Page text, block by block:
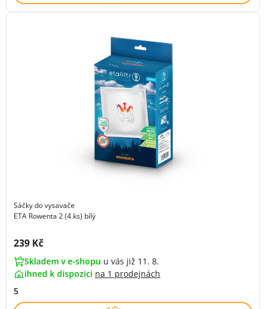
Sáčky do vysavače
ETA Rowenta 2 (4 ks) bílý
Cena s DPH:
239 Kč
Skladem v e-shopu u vás již 11. 8.
ihned k dispozici na 1 prodejnách
5